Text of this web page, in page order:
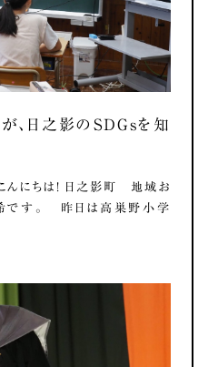
、日之影のSDGsを知
にちは！ 日之影町 地域お
です。 昨日は高巣野小学